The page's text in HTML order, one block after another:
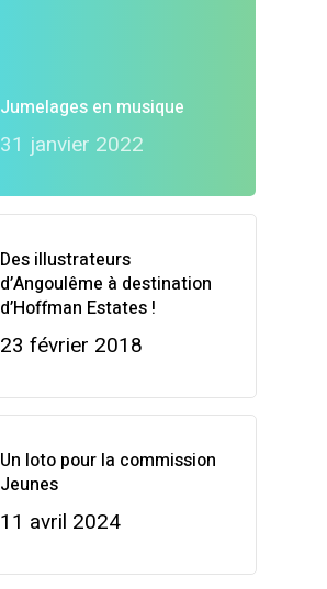
Jumelages en musique
31 janvier 2022
Des illustrateurs
d’Angoulême à destination
d’Hoffman Estates !
23 février 2018
Un loto pour la commission
Jeunes
11 avril 2024